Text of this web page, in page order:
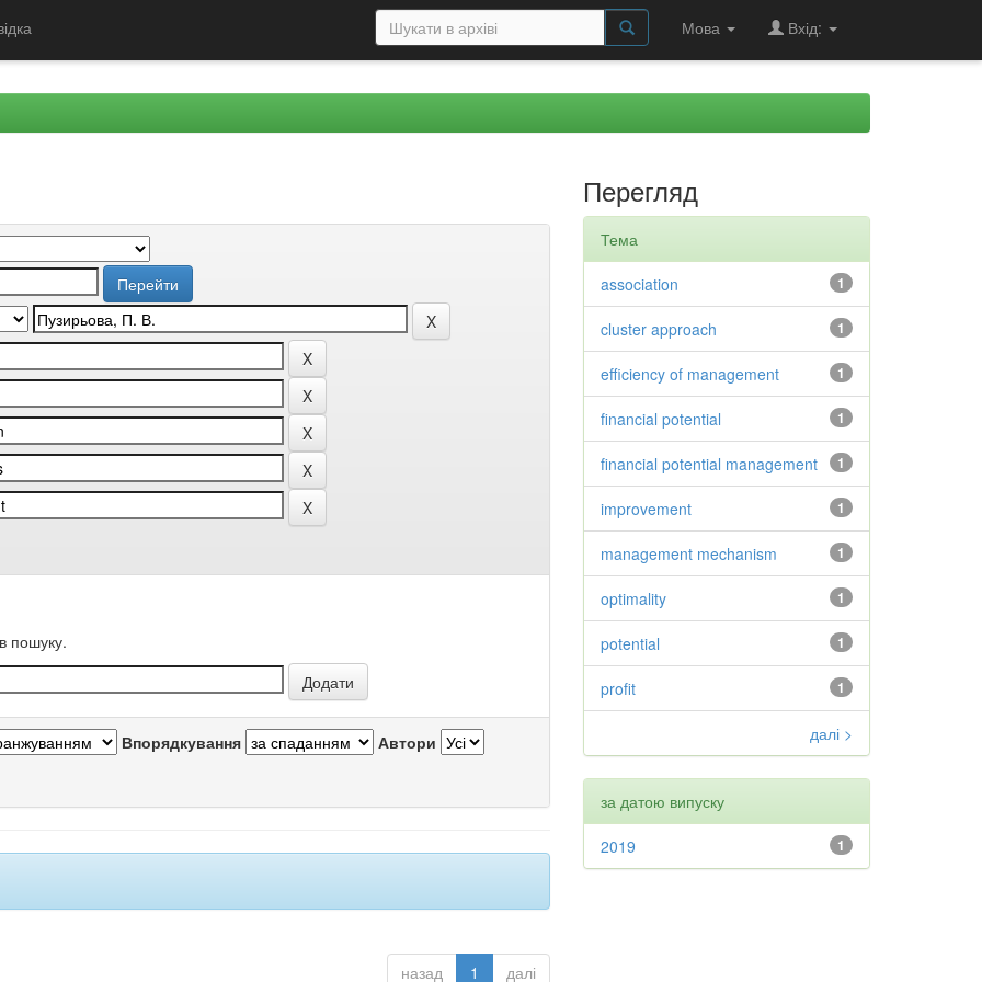
Мова Вхід:
пошуку.
Впорядкування Автори
назад 1 далі
Перегляд
Тема
1
association
1
cluster approach
1
efficiency of management
1
financial potential
1
financial potential management
1
improvement
1
management mechanism
1
optimality
1
potential
1
profit
далі >
за датою випуску
1
2019